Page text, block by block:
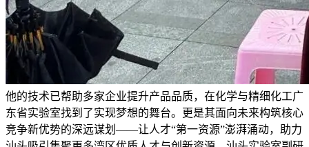
他的技术已帮助多家企业提升产品品质，在化学与精细化工广
东省实验室找到了实现梦想的舞台。更是其面向未来构筑核心
竞争新优势的深远谋划——让人才“第一资源”澎湃涌动，助力